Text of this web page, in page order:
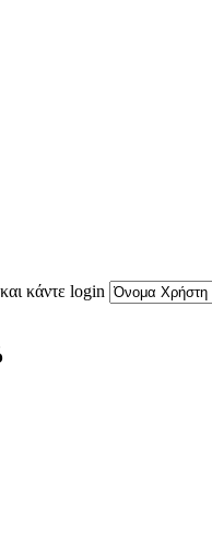
κάντε login